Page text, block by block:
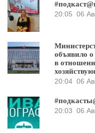
20:05 06
объявило
в
20:04 06
20:03 06